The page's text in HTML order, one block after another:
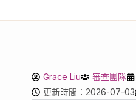
Grace Liu 審查團隊
更新時間：2026-07-03